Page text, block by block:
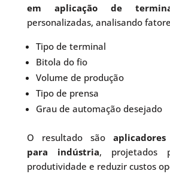
em aplicação de
personalizadas, analisando
Tipo de terminal
Bitola do fio
Volume de produção
Tipo de prensa
Grau de automação desejado
O resultado são
para indústria, projetados
produtividade e reduzir custos